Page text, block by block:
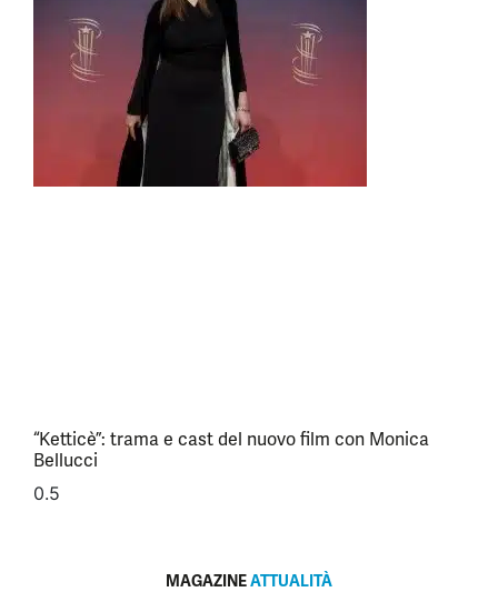
“Ketticè”: trama e cast del nuovo film con Monica
Bellucci
MAGAZINEATTUALITÀ